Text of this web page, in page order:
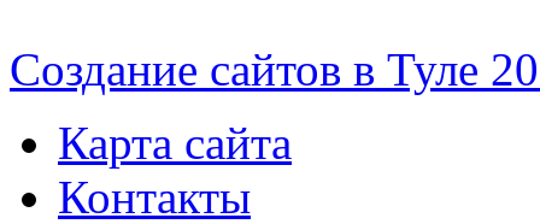
Cоздание сайтов в Туле
Карта сайта
Контакты